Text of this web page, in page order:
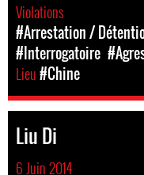
Violations
#Arrestation /
#Interrogatoire
Lieu#Chine
Liu Di
6 Juin 2014